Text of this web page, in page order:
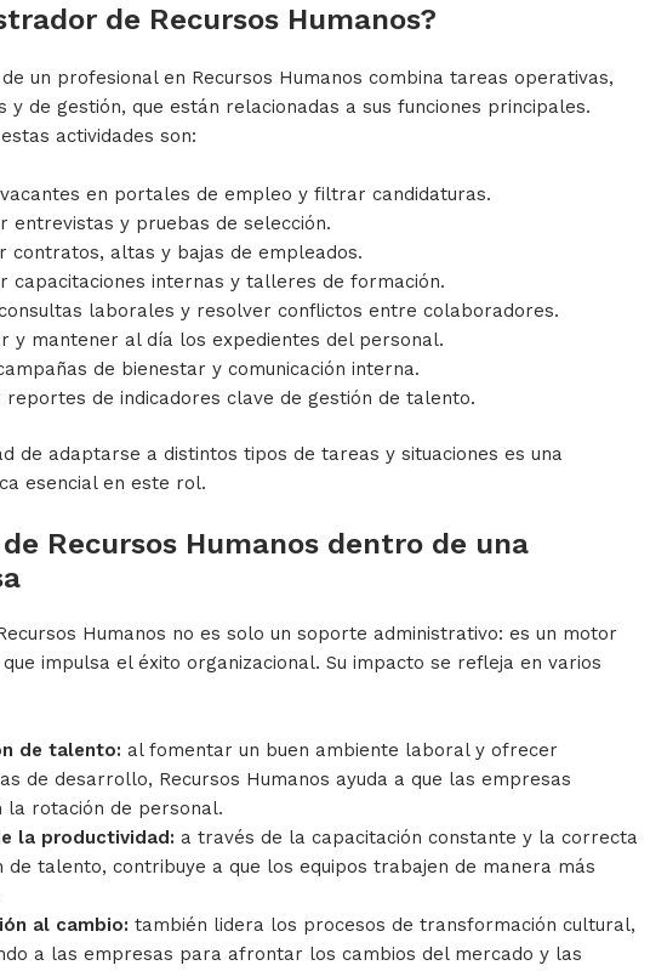
de Recursos Humanos?
un profesional en Recursos Humanos combina tareas operativas,
y de gestión, que están relacionadas a sus funciones principales.
actividades son:
en portales de empleo y filtrar candidaturas.
entrevistas y pruebas de selección.
contratos, altas y bajas de empleados.
capacitaciones internas y talleres de formación.
laborales y resolver conflictos entre colaboradores.
y mantener al día los expedientes del personal.
de bienestar y comunicación interna.
reportes de indicadores clave de gestión de talento.
de adaptarse a distintos tipos de tareas y situaciones es una
esencial en este rol.
Recursos Humanos dentro de una
Humanos no es solo un soporte administrativo: es un motor
impulsa el éxito organizacional. Su impacto se refleja en varios
de talento: al fomentar un buen ambiente laboral y ofrecer
de desarrollo, Recursos Humanos ayuda a que las empresas
la rotación de personal.
la productividad: a través de la capacitación constante y la correcta
de talento, contribuye a que los equipos trabajen de manera más
al cambio: también lidera los procesos de transformación cultural,
a las empresas para afrontar los cambios del mercado y las